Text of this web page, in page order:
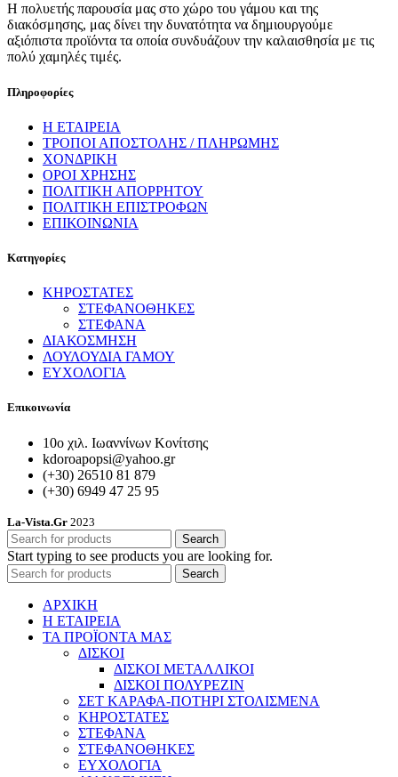
Η πολυετής παρουσία μας στο χώρο του γάμου και της
διακόσμησης, μας δίνει την δυνατότητα να δημιουργούμε
αξιόπιστα προϊόντα τα οποία συνδυάζουν την καλαισθησία με τις
πολύ χαμηλές τιμές.
Πληροφορίες
Η ΕΤΑΙΡΕΙΑ
ΤΡΟΠΟΙ ΑΠΟΣΤΟΛΗΣ / ΠΛΗΡΩΜΗΣ
ΧΟΝΔΡΙΚΗ
ΟΡΟΙ ΧΡΗΣΗΣ
ΠΟΛΙΤΙΚΗ ΑΠΟΡΡΗΤΟΥ
ΠΟΛΙΤΙΚΗ ΕΠΙΣΤΡΟΦΩΝ
ΕΠΙΚΟΙΝΩΝΙΑ
Κατηγορίες
ΚΗΡΟΣΤΑΤΕΣ
ΣΤΕΦΑΝΟΘΗΚΕΣ
ΣΤΕΦΑΝΑ
ΔΙΑΚΟΣΜΗΣΗ
ΛΟΥΛΟΥΔΙΑ ΓΑΜΟΥ
ΕΥΧΟΛΟΓΙΑ
Επικοινωνία
10ο χιλ. Ιωαννίνων Κονίτσης
kdoroapopsi@yahoo.gr
(+30) 26510 81 879
(+30) 6949 47 25 95
La-Vista.Gr 2023
Search
Start typing to see products you are looking for.
Search
ΑΡΧΙΚΗ
Η ΕΤΑΙΡΕΙΑ
ΤΑ ΠΡΟΪΟΝΤΑ ΜΑΣ
ΔΙΣΚΟΙ
ΔΙΣΚΟΙ ΜΕΤΑΛΛΙΚΟΙ
ΔΙΣΚΟΙ ΠΟΛΥΡΕΖΙΝ
ΣΕΤ ΚΑΡΑΦΑ-ΠΟΤΗΡΙ ΣΤΟΛΙΣΜΕΝΑ
ΚΗΡΟΣΤΑΤΕΣ
ΣΤΕΦΑΝΑ
ΣΤΕΦΑΝΟΘΗΚΕΣ
ΕΥΧΟΛΟΓΙΑ